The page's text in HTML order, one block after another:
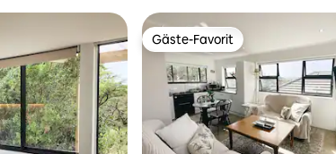
Gäste-Favorit
Gäste-Favorit